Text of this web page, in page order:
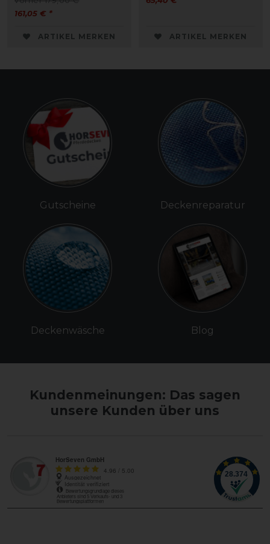
161,05 € *
ARTIKEL MERKEN ARTIKEL MERKEN
Gutscheine
Deckenwäsche
Deckenreparatur
Blog
Kundenmeinungen: Das sagen
unsere Kunden über uns